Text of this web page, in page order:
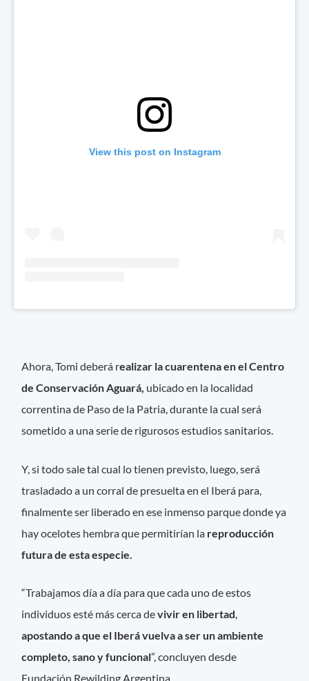
View this post on Instagram
Ahora, Tomi deberá realizar la cuarentena en el Centro
de Conservación Aguará, ubicado en la localidad
correntina de Paso de la Patria, durante la cual será
sometido a una serie de rigurosos estudios sanitarios.
Y, si todo sale tal cual lo tienen previsto, luego, será
trasladado a un corral de presuelta en el Iberá para,
finalmente ser liberado en ese inmenso parque donde ya
hay ocelotes hembra que permitirían la reproducción
futura de esta especie.
“Trabajamos día a día para que cada uno de estos
individuos esté más cerca devivir en libertad,
apostando a que el Iberá vuelva a ser un ambiente
completo, sano y funcional”, concluyen desde
Fundación Rewilding Argentina.